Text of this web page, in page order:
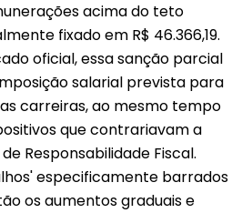
acima do teto
fixado em R$ 46.366,19.
oficial, essa sanção parcial
salarial prevista para
carreiras, ao mesmo tempo
que contrariavam a
Responsabilidade Fiscal.
especificamente barrados
os aumentos graduais e